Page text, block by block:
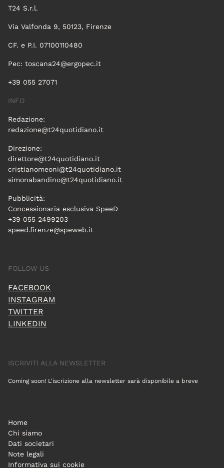
T24 S.r.l.
Via Valfonda 9, 50123, Firenze
CF. e P.I. 07100110480
Pec: toscana24@ergopec.it
+39 055 27071
INFO
Redazione:
redazione@t24quotidiano.it
Direzione:
direttore@t24quotidiano.it
cristianomeoni@t24quotidiano.it
simonabandino@t24quotidiano.it
Pubblicità:
Concessionaria esclusiva SpeeD
+39 055 2499203
speed.firenze@speweb.it
FOLLOW US
FACEBOOK
INSTAGRAM
TWITTER
LINKEDIN
ISCRIVITI ALLA NEWSLETTER
Coming soon! L'iscrizione alla newsletter sarà disponibile a breve
Home
Chi siamo
Dati societari
Note legali
Informativa sui cookie